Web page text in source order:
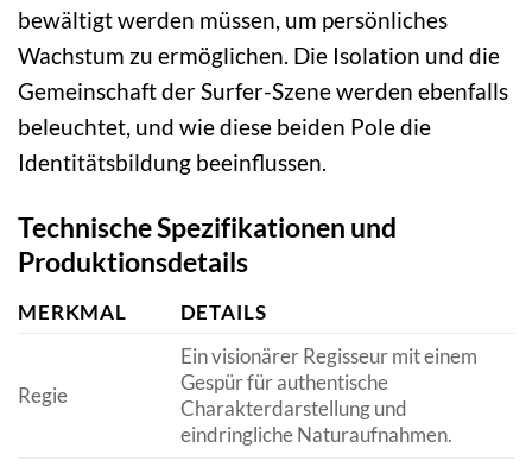
bewältigt werden müssen, um persönliches
Wachstum zu ermöglichen. Die Isolation und die
Gemeinschaft der Surfer-Szene werden ebenfalls
beleuchtet, und wie diese beiden Pole die
Identitätsbildung beeinflussen.
Technische Spezifikationen und
Produktionsdetails
MERKMAL DETAILS
Regie
Ein visionärer Regisseur mit einem
Gespür für authentische
Charakterdarstellung und
eindringliche Naturaufnahmen.